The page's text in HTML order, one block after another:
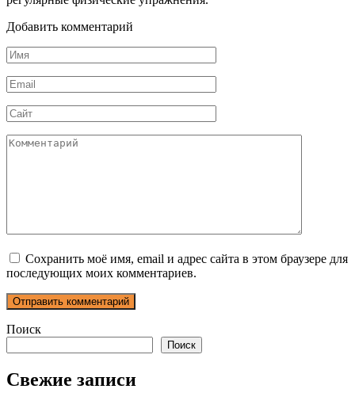
Добавить комментарий
Имя
*
Email
*
Сайт
Комментарий
Сохранить моё имя, email и адрес сайта в этом браузере для
последующих моих комментариев.
Поиск
Поиск
Свежие записи